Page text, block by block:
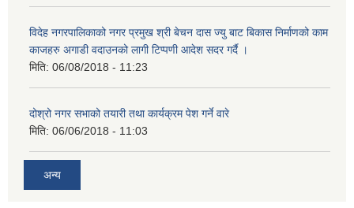
विदेह नगरपालिकाको नगर प्रमुख श्री बेचन दास ज्यु बाट बिकास निर्माणको काम
काजहरु अगाडी वदाउनको लागी टिप्पणी आदेश सदर गर्दै ।
मिति: 06/08/2018 - 11:23
दोश्रो नगर सभाको तयारी तथा कार्यक्रम पेश गर्ने वारे
मिति: 06/06/2018 - 11:03
अन्य